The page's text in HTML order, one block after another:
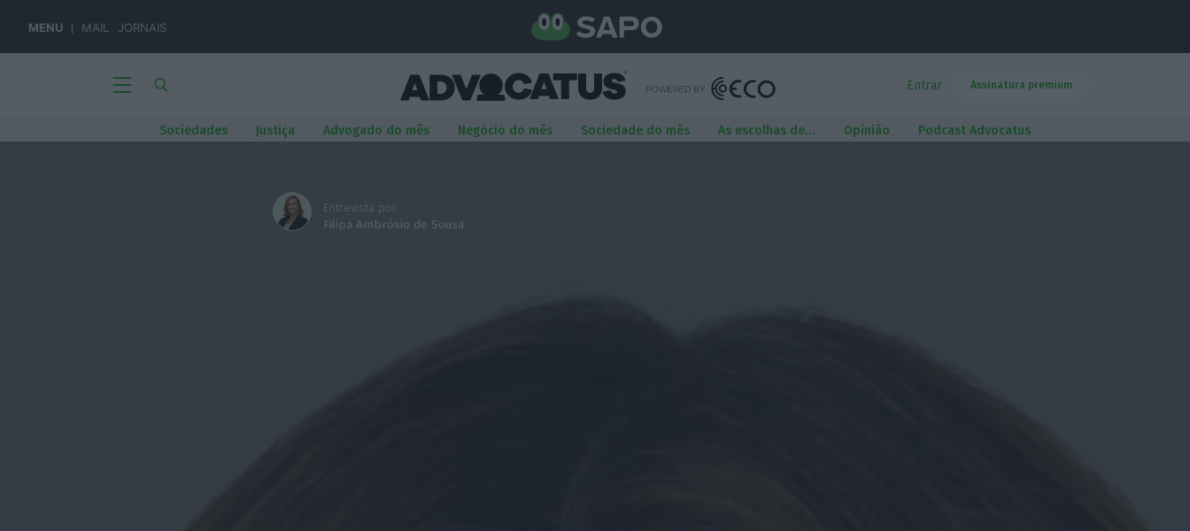
MENU MAIL JORNAIS
Entrar Assinatura premium
Sociedades Justiça Advogado do mês Negócio do mês Sociedade do mês As escolhas de… Opinião Podcast Advocatus
Entrevista por:
Filipa Ambrósio de Sousa